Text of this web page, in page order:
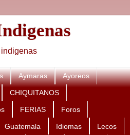
Aymaras Ayoreos
CHIQUITANOS
FERIAS Foros
Guatemala Idiomas Lecos